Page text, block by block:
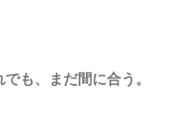
も、まだ間に合う。